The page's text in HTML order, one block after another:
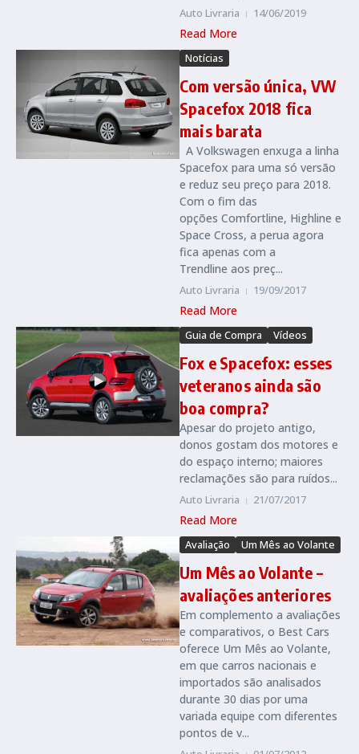
Auto Livraria 14/06/2019
Read More
Notícias
Com versão única, VW
Spacefox 2018 fica
mais barata
A Volkswagen enxuga a linha
Spacefox para uma só versão
e reduz seu preço para 2018.
Com o fim das
opções Comfortline, Highline e
Space Cross, a perua agora
fica apenas com a
Trendline aos preç...
Auto Livraria 19/09/2017
Read More
Guia de Compra Vídeos
Fox e Spacefox: esses
veteranos ainda são
boa compra?
Apesar do projeto antigo,
donos gostam dos motores e
do espaço interno; maiores
reclamações são para ruídos...
Auto Livraria 21/07/2017
Read More
Avaliação Um Mês ao Volante
Um Mês ao Volante –
avaliações anteriores
Em complemento a avaliações
e comparativos, o Best Cars
oferece Um Mês ao Volante,
em que carros nacionais e
importados são analisados
durante 30 dias por uma
variada equipe com diferentes
pontos de v...